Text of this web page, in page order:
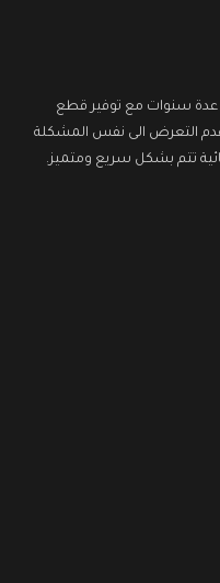
عدة سنوات مع توفير قطع
التعرض الى نفس المشكلة
تتم بشكل سريع ومتميز.